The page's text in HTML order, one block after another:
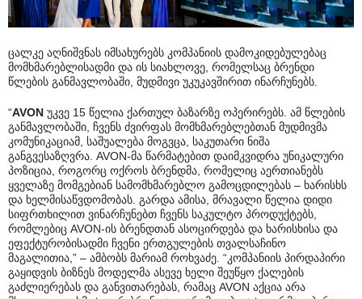
ცალკე აღნიშვნას იმსახურებს კომპანიის დამოკიდებულებაც
მომხმარებლისადმი და ის სიახლოვე, რომელსაც ბრენდი
წლების განმავლობაში, მუდმივი უკუკავშირით ინარჩუნებს.
“AVON უკვე 15 წელია ქართულ ბაზარზე ოპერირებს. ამ წლების
განმავლობაში, ჩვენს ძვირფას მომხმარებლებთან მუდმივმა
კომუნიკაციამ, საშუალება მოგვცა, საკუთარი ნიშა
განგვესაზღვრა. AVON-მა წარმატებით დაიმკვიდრა უნიკალური
პოზიცია, როგორც ოქროს ბრენდმა, რომელიც აერთიანებს
ყველაზე მომგებიან სამომხმარებლო გამოცდილებას – ხარისხს
და ხელმისაწვდომობას. გარდა ამისა, მრავალი წელია დიდი
სიფრთხილით ვინარჩუნებთ ჩვენს საკულტო პროდუქტებს,
რომლებიც AVON-ის ბრენდთან ასოცირდება და ხარისხისა და
ეფექტურობისადმი ჩვენი ერთგულების თვალსაჩინო
მაგალითია,” – ამბობს მარიამ როხვაძე. “კომპანიის პირდაპირი
გაყიდვის ბიზნეს მოდელმა ასევე ხელი შეუწყო ქალების
გაძლიერებას და განვითარებას, რამაც AVON აქცია არა